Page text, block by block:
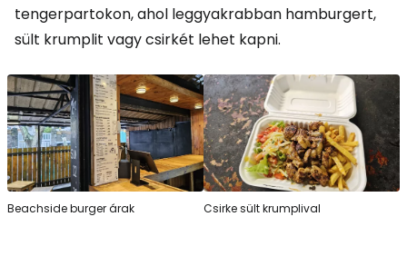
tengerpartokon, ahol leggyakrabban hamburgert,
sült krumplit vagy csirkét lehet kapni.
Beachside burger árak Csirke sült krumplival